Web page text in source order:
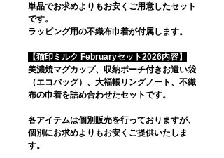
単品でお求めよりもお安くご用意したセット
です。
ラッピング用の不織布巾着が付属します。
【猫印ミルク Februaryセット2026内容】
美濃焼マグカップ、収納ポーチ付きお遣い袋
（エコバッグ）、大福帳リングノート、不織
布の巾着を詰め合わせたセットです。
各アイテムは個別販売を行っておりますが、
個別にお求めよりもお安くご提供いたしま
す。